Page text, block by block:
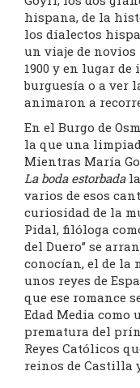
hispana, de la
los dialectos
un viaje de
1900 y en lugar de
burguesía o a ver
animaron a
En el Burgo de
la que una
Mientras María
La boda estorbada
varios de esos
curiosidad de la
Pidal, filóloga
del Duero” se
conocían, el de la
unos reyes de
que ese romance
Edad Media como
prematura del
Reyes Católicos
reinos de Castilla